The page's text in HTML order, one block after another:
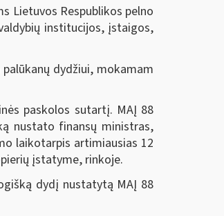
Lietuvos Respublikos pelno
institucijos, įstaigos,
dydžiui, mokamam
paskolos sutartį. MAĮ 88
nustato finansų ministras,
laikotarpis artimiausias 12
įstatyme, rinkoje.
dydį nustatytą MAĮ 88